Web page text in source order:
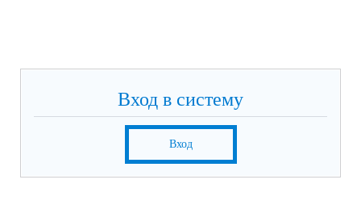
Вход в систему
Вход